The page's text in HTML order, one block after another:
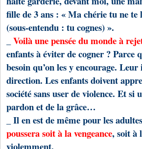
fille de 3 ans : « Ma chérie tu ne te
(sous-entendu : tu cognes) ».
Voilà une pensée du monde à
enfants à éviter de cogner ? Parce
besoin qu’on les y encourage.
direction. Les enfants doivent
société sans user de violence. Et
pardon et de la grâce…
_ Il en est de même pour les
poussera soit à la vengeance, soit à